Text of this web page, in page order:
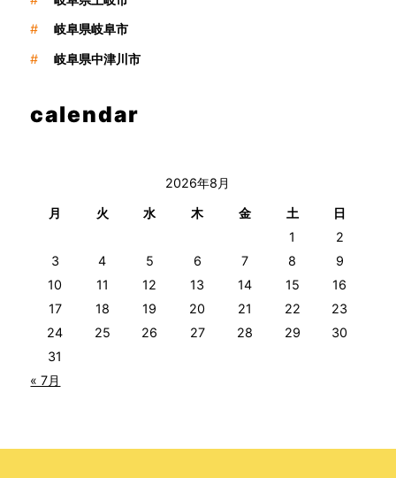
#
岐阜県岐阜市
#
岐阜県中津川市
calendar
2026年8月
月
火 水 木 金 土
日
1
2
3
4 5 6 7 8
9
10
11 12 13 14 15
16
17
18 19 20 21 22
23
24
25 26 27 28 29
30
31
« 7月